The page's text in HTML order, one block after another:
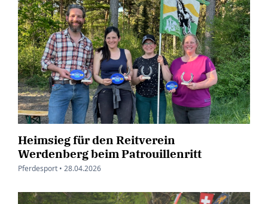
Heimsieg für den Reitverein
Werdenberg beim Patrouillenritt
Pferdesport • 28.04.2026